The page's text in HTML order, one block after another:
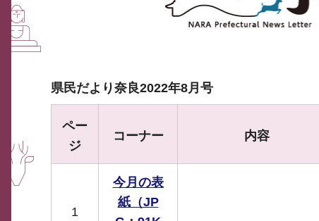
県民だより奈良2022年8月号
ペー
ジ
コーナー 内容
1
今月の表
紙（JP